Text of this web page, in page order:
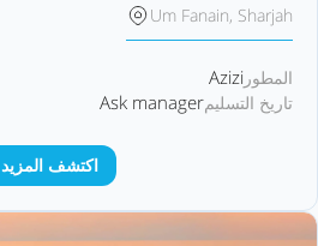
Um Fanain, Sharjah
المطور Azizi
تاريخ التسليمAsk manager
اكتشف المزيد